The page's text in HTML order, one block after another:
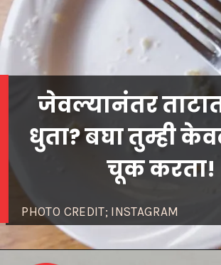
PHOTO CREDIT; INSTAGRAM
जेवल्यानंतर
धुता? बघा तुम्ही